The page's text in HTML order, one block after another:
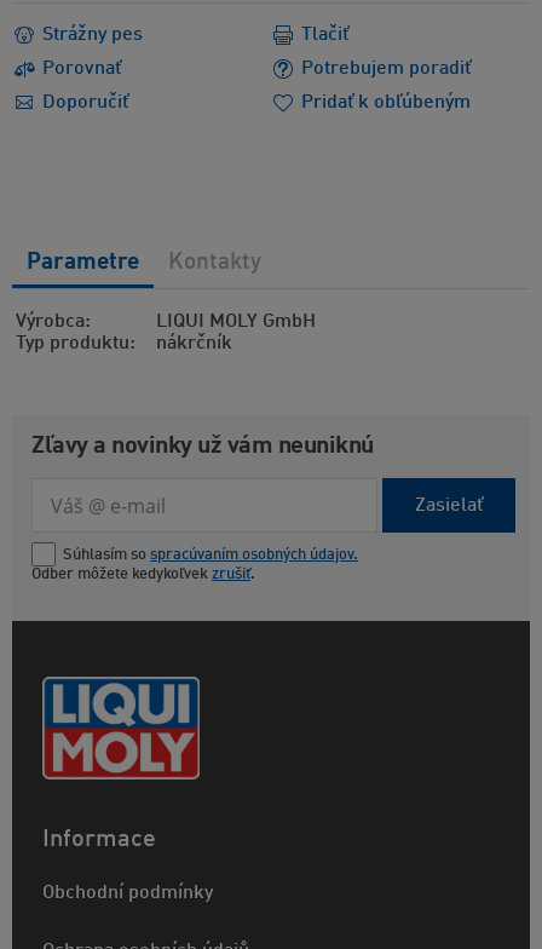
Strážny pes
Porovnať
Potrebujem poradiť
Doporučiť
Tlačiť
Pridať k obľúbeným
Výrobca
LIQUI MOLY GmbH
Typ produktu
nákrčník
Parametre Kontakty
Zľavy a novinky už vám neuniknú
Zasielať
Súhlasím so spracúvaním osobných údajov.
Odber môžete kedykoľvek zrušiť.
Informace
Obchodní podmínky